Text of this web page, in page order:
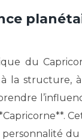
du
la structure,
du